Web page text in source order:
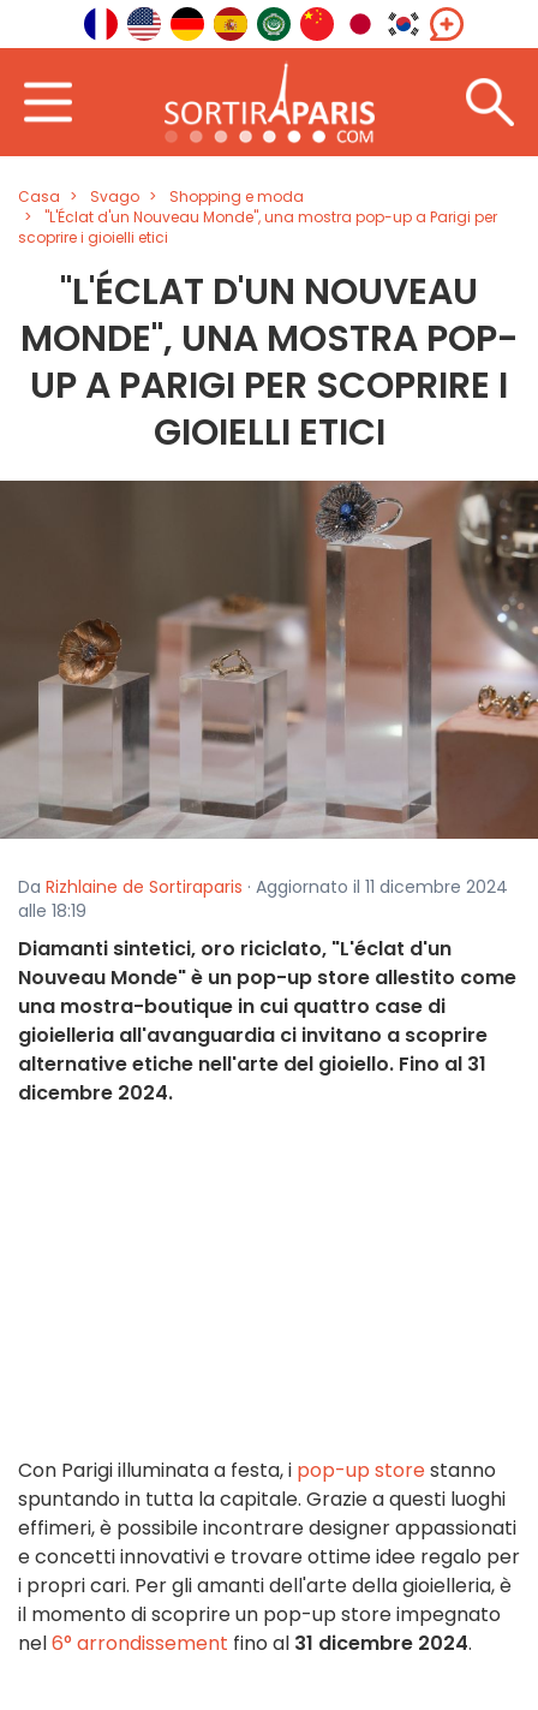
Casa Svago
Shopping e moda
"L'Éclat d'un Nouveau Monde", una mostra pop-up a Parigi per
scoprire i gioielli etici
"L'ÉCLAT D'UN NOUVEAU
MONDE", UNA MOSTRA POP-
UP A PARIGI PER SCOPRIRE I
GIOIELLI ETICI
Da Rizhlaine de Sortiraparis · Aggiornato il 11 dicembre 2024
alle 18:19
Diamanti sintetici, oro riciclato, "L'éclat d'un
Nouveau Monde" è un pop-up store allestito come
una mostra-boutique in cui quattro case di
gioielleria all'avanguardia ci invitano a scoprire
alternative etiche nell'arte del gioiello. Fino al 31
dicembre 2024.
Con Parigi illuminata a festa, i pop-up storestanno
spuntando in tutta la capitale. Grazie a questi luoghi
effimeri, è possibile incontrare designer appassionati
e concetti innovativi e trovare ottime idee regalo per
i propri cari. Per gli amanti dell'arte della gioielleria, è
il momento di scoprire un pop-up store impegnato
nel6° arrondissement fino al 31 dicembre 2024.